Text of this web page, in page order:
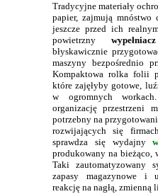
Tradycyjne materiały
papier, zajmują mnóstwo
jeszcze przed ich
powietrzny
błyskawicznie
maszyny bezpośrednio
Kompaktowa rolka folii
które zajęłyby gotowe,
w ogromnych
organizację przestrzeni
potrzebny na
rozwijających się
sprawdza się wydajny
produkowany na bieżąco,
Taki zautomatyzowany
zapasy magazynowe i
reakcję na nagłą, zmienną